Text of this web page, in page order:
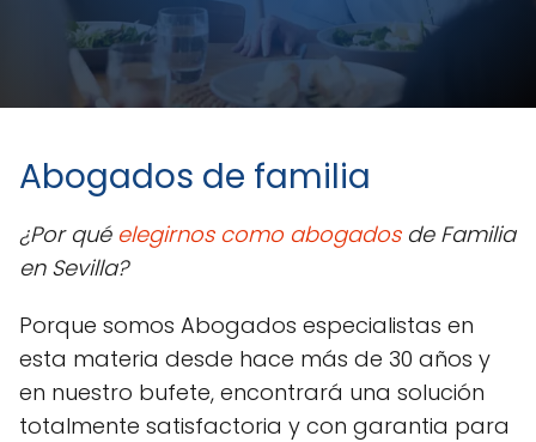
Abogados de familia
¿Por qué elegirnos como abogadosde Familia
en Sevilla?
Porque somos Abogados especialistas en
esta materia desde hace más de 30 años y
en nuestro bufete, encontrará una solución
totalmente satisfactoria y con garantia para